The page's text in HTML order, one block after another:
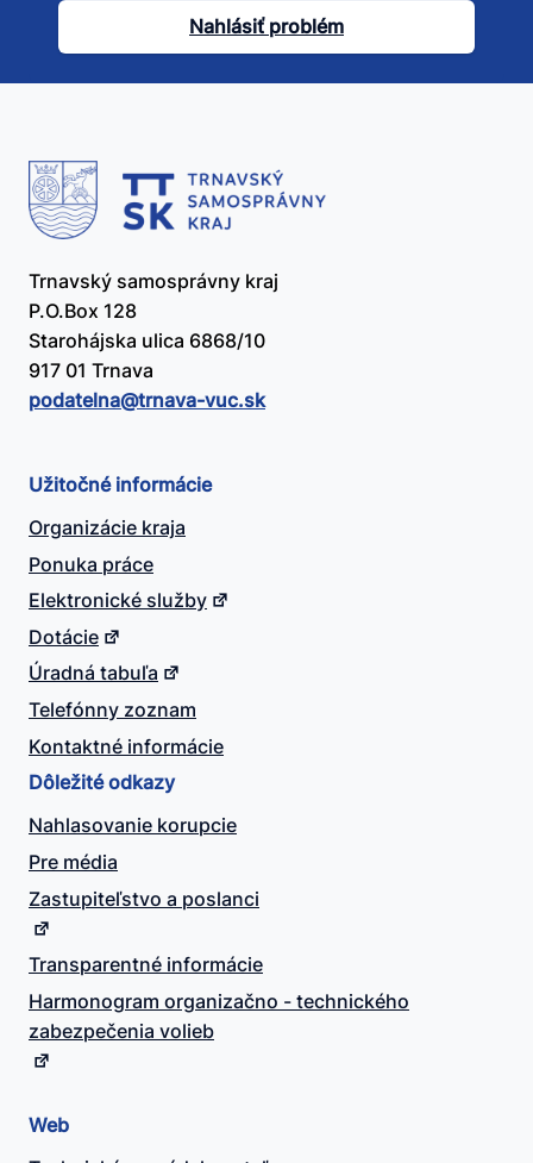
článok
užitočný?
Nahlásiť problém
Trnavský samosprávny kraj
P.O.Box 128
Starohájska ulica 6868/10
917 01 Trnava
podatelna@​trnava-vuc.sk
Užitočné informácie
Organizácie kraja
Ponuka práce
Elektronické služby
Dotácie
Úradná tabuľa
Telefónny zoznam
Kontaktné informácie
Dôležité odkazy
Nahlasovanie korupcie
Pre média
Zastupiteľstvo a poslanci
Transparentné informácie
Harmonogram organizačno - technického
zabezpečenia volieb
Web